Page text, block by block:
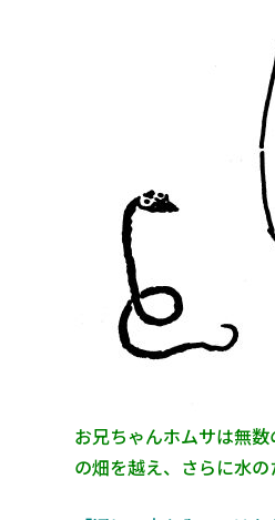
お兄ちゃんホムサは無
の畑を越え、さらに水の